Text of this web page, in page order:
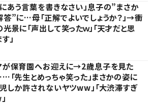
にあう言葉を書きなさい」息子の”まさか
答”に…母「正解でよいでしょうか？」→衝
景に「声出して笑ったｗ」「天才だと思
」
が保育園へお迎えに→2歳息子を見た
「先生とめっちゃ笑った」まさかの姿に
児しか許されないヤツww」「大渋滞すぎ